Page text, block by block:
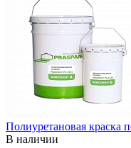
Полиуретановая краска
В наличии